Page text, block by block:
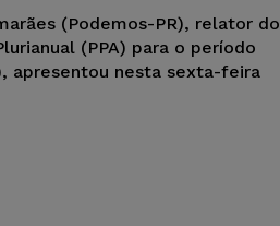
(Podemos-PR), relator do
(PPA) para o período
apresentou nesta sexta-feira